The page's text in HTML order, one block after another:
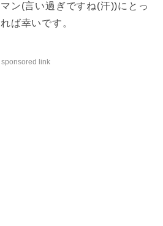
ン(言い過ぎですね(汗))にとっ
ば幸いです。
sponsored link